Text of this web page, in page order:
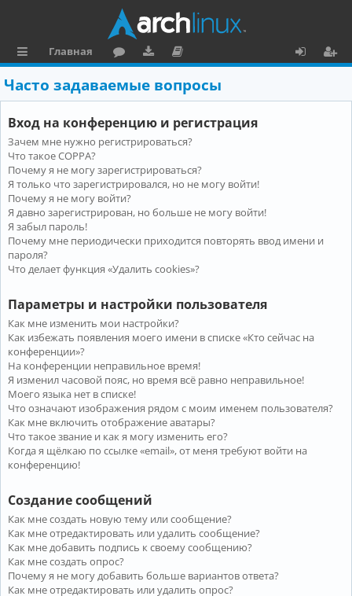
ы
л
к
и
Главная
ру
м
ру
зк
и
ку
м
е
н
та
ц
и
я
о
и
Часто задаваемые вопросы
Вход на конференцию и регистрация
Зачем мне нужно регистрироваться?
Что такое COPPA?
Почему я не могу зарегистрироваться?
Я только что зарегистрировался, но не могу войти!
Почему я не могу войти?
Я давно зарегистрирован, но больше не могу войти!
Я забыл пароль!
Почему мне периодически приходится повторять ввод имени и
пароля?
Что делает функция «Удалить cookies»?
Параметры и настройки пользователя
Как мне изменить мои настройки?
Как избежать появления моего имени в списке «Кто сейчас на
конференции»?
На конференции неправильное время!
Я изменил часовой пояс, но время всё равно неправильное!
Моего языка нет в списке!
Что означают изображения рядом с моим именем пользователя?
Как мне включить отображение аватары?
Что такое звание и как я могу изменить его?
Когда я щёлкаю по ссылке «email», от меня требуют войти на
конференцию!
Создание сообщений
Как мне создать новую тему или сообщение?
Как мне отредактировать или удалить сообщение?
Как мне добавить подпись к своему сообщению?
Как мне создать опрос?
Почему я не могу добавить больше вариантов ответа?
Как мне отредактировать или удалить опрос?